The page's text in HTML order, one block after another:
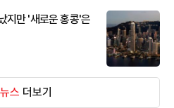
지만 '새로운 홍콩'은
스 더보기